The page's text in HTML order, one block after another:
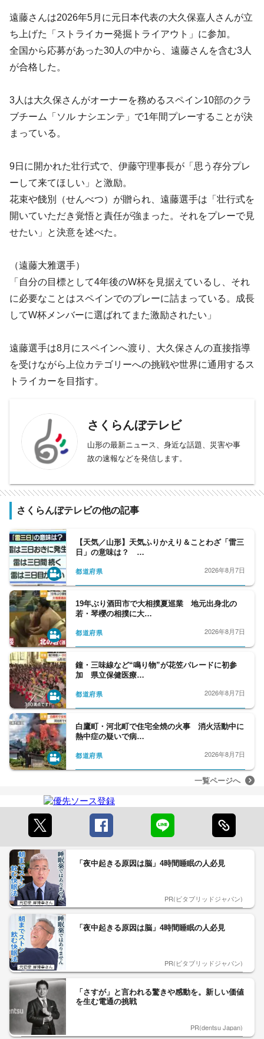
遠藤さんは2026年5月に元日本代表の大久保嘉人さんが立
ち上げた「ストライカー発掘トライアウト」に参加。
全国から応募があった30人の中から、遠藤さんを含む3人
が合格した。
3人は大久保さんがオーナーを務めるスペイン10部のクラ
ブチーム「ソル ナシエンテ」で1年間プレーすることが決
まっている。
9日に開かれた壮行式で、伊藤守理事長が「思う存分プレ
ーして来てほしい」と激励。
花束や餞別（せんべつ）が贈られ、遠藤選手は「壮行式を
開いていただき覚悟と責任が強まった。それをプレーで見
せたい」と決意を述べた。
（遠藤大雅選手）
「自分の目標として4年後のW杯を見据えているし、それ
に必要なことはスペインでのプレーに詰まっている。成長
してW杯メンバーに選ばれてまた激励されたい」
遠藤選手は8月にスペインへ渡り、大久保さんの直接指導
を受けながら上位カテゴリーへの挑戦や世界に通用するス
トライカーを目指す。
さくらんぼテレビ
山形の最新ニュース、身近な話題、災害や事
故の速報などを発信します。
さくらんぼテレビの他の記事
【天気／山形】天気ふりかえり＆ことわざ「雷三
日」の意味は？ …
都道府県 2026年8月7日
19年ぶり酒田市で大相撲夏巡業 地元出身北の
若・琴櫻の相撲に大…
都道府県 2026年8月7日
鐘・三味線など“鳴り物”が花笠パレードに初参
加 県立保健医療…
都道府県 2026年8月7日
白鷹町・河北町で住宅全焼の火事 消火活動中に
熱中症の疑いで病…
都道府県 2026年8月7日
一覧ページへ
「夜中起きる原因は脳」4時間睡眠の人必見
PR(ビタブリッドジャパン)
「夜中起きる原因は脳」4時間睡眠の人必見
PR(ビタブリッドジャパン)
「さすが」と言われる驚きや感動を。新しい価値
を生む電通の挑戦
PR(dentsu Japan)